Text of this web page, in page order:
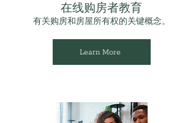
在线购房者教育
有关购房和房屋所有权的关键概念。
Learn More